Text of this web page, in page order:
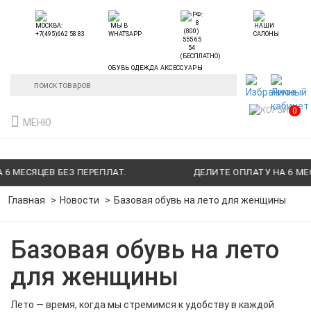
БЕЗ ПЕРЕПЛАТ. ДЕЛИТЕ ОПЛАТУ НА 6
ОБУВЬ ОДЕЖДА АКСЕССУАРЫ
МЕНЮ
0
Главная Новости Базовая обувь на лето для женщины
Базовая обувь на лето
для женщины
Лето — время, когда мы стремимся к удобству в каждой